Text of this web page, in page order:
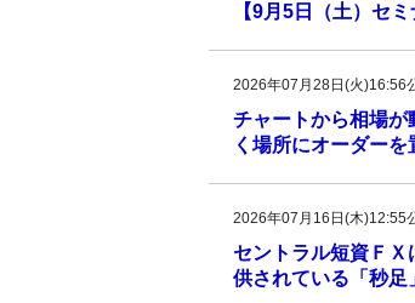
【9月5日（土）セミ
2026年07月28日(火)16:56
チャートから相場が
く場所にオーダー
2026年07月16日(木)12:55
セントラル短資Ｆ
供されている「秒足